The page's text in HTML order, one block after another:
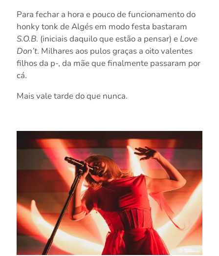
Para fechar a hora e pouco de funcionamento do
honky tonk de Algés em modo festa bastaram
S.O.B. (iniciais daquilo que estão a pensar) e Love
Don’t. Milhares aos pulos graças a oito valentes
filhos da p-, da mãe que finalmente passaram por
cá.
Mais vale tarde do que nunca.